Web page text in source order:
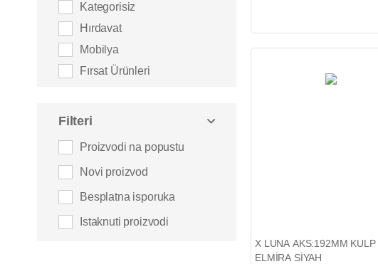
Kategorisiz
Hırdavat
Mobilya
Fırsat Ürünleri
Filteri
Proizvodi na popustu
Novi proizvod
Besplatna isporuka
Istaknuti proizvodi
X LUNA AKS:192MM KULP
ELMİRA SİYAH